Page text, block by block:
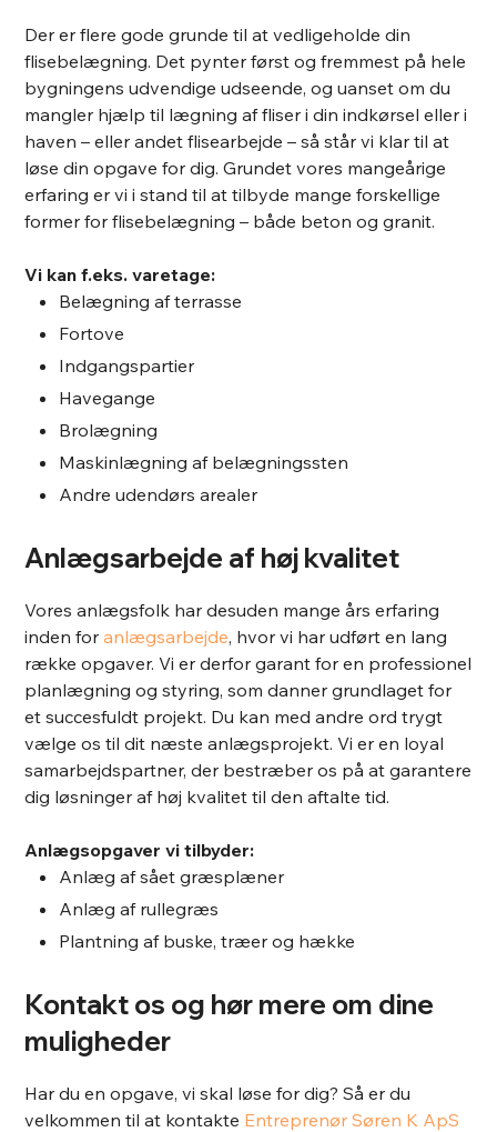
Der er flere gode grunde til at vedligeholde din
flisebelægning. Det pynter først og fremmest på hele
bygningens udvendige udseende, og uanset om du
mangler hjælp til lægning af fliser i din indkørsel eller i
haven – eller andet flisearbejde – så står vi klar til at
løse din opgave for dig. Grundet vores mangeårige
erfaring er vi i stand til at tilbyde mange forskellige
former for flisebelægning – både beton og granit.
Vi kan f.eks. varetage:
Belægning af terrasse
​Fortove
​Indgangspartier
​Havegange
​Brolægning
​Maskinlægning af belægningssten
​Andre udendørs arealer
Anlægsarbejde af høj kvalitet
Vores anlægsfolk har desuden mange års erfaring
inden foranlægsarbejde, hvor vi har udført en lang
række opgaver. Vi er derfor garant for en professionel
planlægning og styring, som danner grundlaget for
et succesfuldt projekt. Du kan med andre ord trygt
vælge os til dit næste anlægsprojekt. Vi er en loyal
samarbejdspartner, der bestræber os på at garantere
dig løsninger af høj kvalitet til den aftalte tid.
Anlægsopgaver vi tilbyder:
Anlæg af sået græsplæner
Anlæg af rullegræs
Plantning af buske, træer og hække
Kontakt os og hør mere om dine
muligheder
Har du en opgave, vi skal løse for dig? Så er du
velkommen til at kontakte Entreprenør Søren K ApS